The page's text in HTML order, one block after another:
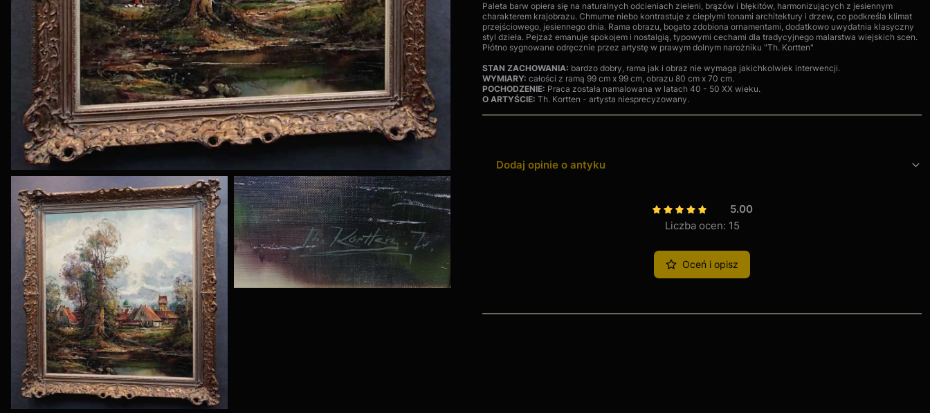
Paleta barw opiera się na naturalnych odcieniach zieleni, brązów i błękitów, harmonizujących z jesiennym
charakterem krajobrazu. Chmurne niebo kontrastuje z ciepłymi tonami architektury i drzew, co podkreśla klimat
przejściowego, jesiennego dnia. Rama obrazu, bogato zdobiona ornamentami, dodatkowo uwydatnia klasyczny
styl dzieła. Pejzaż emanuje spokojem i nostalgią, typowymi cechami dla tradycyjnego malarstwa wiejskich scen.
Płótno sygnowane odręcznie przez artystę w prawym dolnym narożniku "Th. Kortten"
STAN ZACHOWANIA: bardzo dobry, rama jak i obraz nie wymaga jakichkolwiek interwencji.
WYMIARY: całości z ramą 99 cm x 99 cm, obrazu 80 cm x 70 cm.
POCHODZENIE: Praca została namalowana w latach 40 - 50 XX wieku.
O ARTYŚCIE: Th. Kortten - artysta niesprecyzowany.
Dodaj opinie o antyku
5.00
Liczba ocen: 15
Oceń i opisz